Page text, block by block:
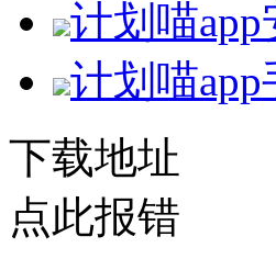
计划喵app
计划喵app
下载地址
点此报错